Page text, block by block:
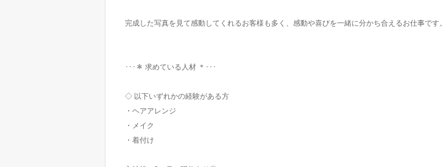
完成した写真を見て感動してくれるお客様も多く、感動や喜びを一緒に分かち合えるお仕事です。
･･･＊ 求めている人材 ＊･･･
◇ 以下いずれかの経験がある方
・ヘアアレンジ
・メイク
・着付け